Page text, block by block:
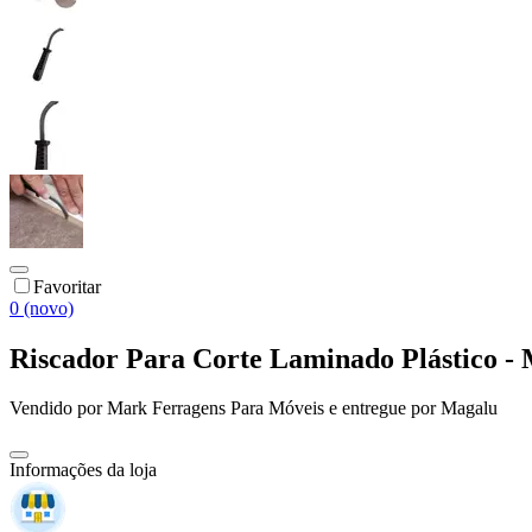
Favoritar
0 (novo)
Riscador Para Corte Laminado Plástico -
Vendido porMark Ferragens Para Móveis e entregue por Magalu
Informações da loja